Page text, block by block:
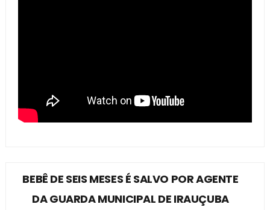
BEBÊ DE SEIS MESES É SALVO POR AGENTE
DA GUARDA MUNICIPAL DE IRAUÇUBA